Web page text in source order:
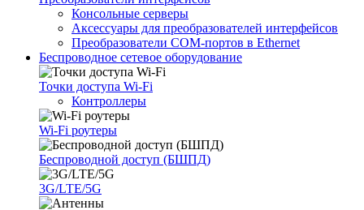
Консольные серверы
Аксессуары для преобразователей интерфейсов
Преобразователи COM-портов в Ethernet
Беспроводное сетевое оборудование
Точки доступа Wi-Fi
Контроллеры
Wi-Fi роутеры
Беспроводной доступ (БШПД)
3G/LTE/5G